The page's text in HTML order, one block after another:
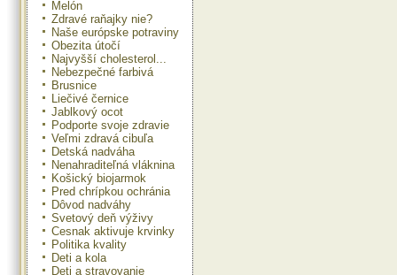
Melón
Zdravé raňajky nie?
Naše európske potraviny
Obezita útočí
Najvyšší cholesterol...
Nebezpečné farbivá
Brusnice
Liečivé černice
Jablkový ocot
Podporte svoje zdravie
Veľmi zdravá cibuľa
Detská nadváha
Nenahraditeľná vláknina
Košický biojarmok
Pred chrípkou ochránia
Dôvod nadváhy
Svetový deň výživy
Cesnak aktivuje krvinky
Politika kvality
Deti a kola
Deti a stravovanie